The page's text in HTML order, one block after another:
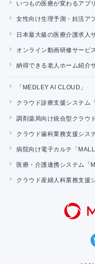
いつもの医療が変わるアプ
女性向け生理予測・妊活ア
日本最大級の医療介護求人
オンライン動画研修サービ
納得できる老人ホーム紹介
「MEDLEY AI CLOUD」
クラウド診療支援システム
調剤薬局向け統合型クラウ
クラウド歯科業務支援シス
病院向け電子カルテ「MALL
医療・介護連携システム「
クラウド産婦人科業務支援